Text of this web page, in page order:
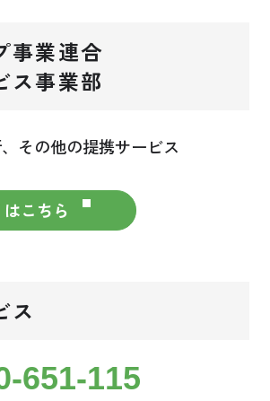
事業連合
ス事業部
その他の提携サービス
こちら
ス
651-115